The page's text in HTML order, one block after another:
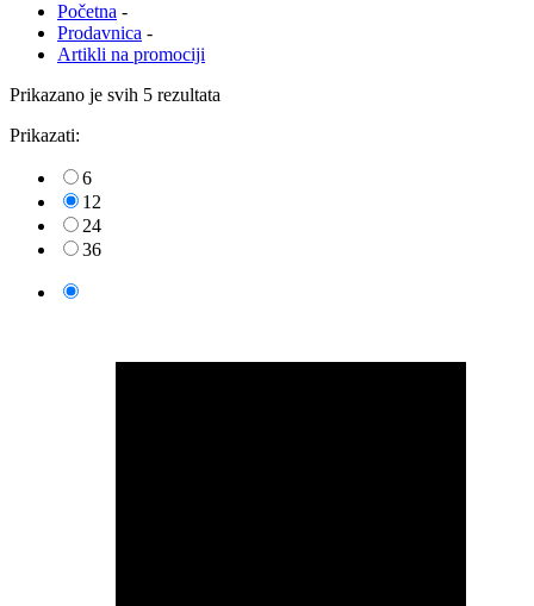
Početna -
Prodavnica -
Artikli na promociji
Prikazano je svih 5 rezultata
Prikazati:
6
12
24
36